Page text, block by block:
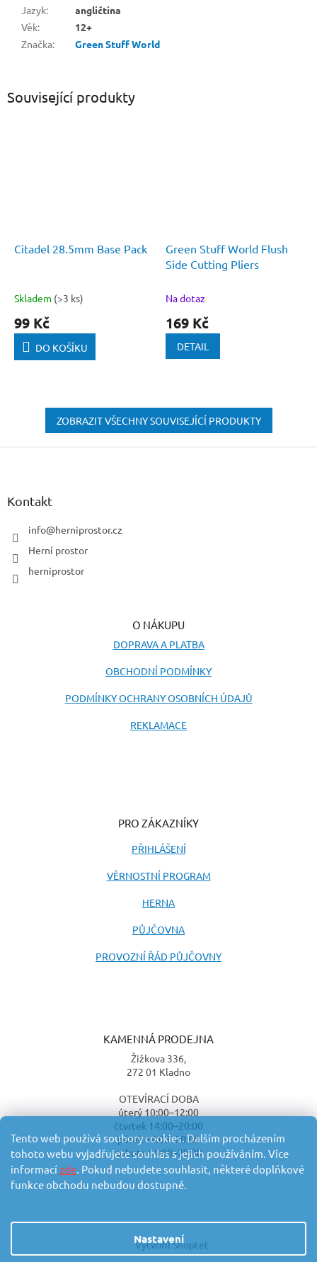
Tento web používá soubory cookies. Dalším procházením
tohoto webu vyjadřujete souhlas s jejich používáním. Více
informacízde. Pokud nebudete souhlasit, některé doplňkové
funkce obchodu nebudou dostupné.
Nastavení
Související produkty
Citadel 28.5mm Base Pack
Skladem (>3 ks)
99 Kč
DO KOŠÍKU
Green Stuff World Flush
Side Cutting Pliers
Na dotaz
169 Kč
DETAIL
ZOBRAZIT VŠECHNY SOUVISEJÍCÍ PRODUKTY
Jazyk:
angličtina
Věk:
12+
Značka: Green Stuff World
Z
Kontakt
info@herniprostor.cz
Herní prostor
herniprostor
O NÁKUPU
DOPRAVA A PLATBA
OBCHODNÍ PODMÍNKY
PODMÍNKY OCHRANY OSOBNÍCH ÚDAJŮ
REKLAMACE
PRO ZÁKAZNÍKY
PŘIHLÁŠENÍ
VĚRNOSTNÍ PROGRAM
HERNA
PŮJČOVNA
PROVOZNÍ ŘÁD PŮJČOVNY
KAMENNÁ PRODEJNA
Žižkova 336,
272 01 Kladno
OTEVÍRACÍ DOBA
úterý 10:00–12:00
čtvrtek 14:00–20:00
pátek 14:00–20:00
sobota 14:00–20:00
Vytvořil Shoptet